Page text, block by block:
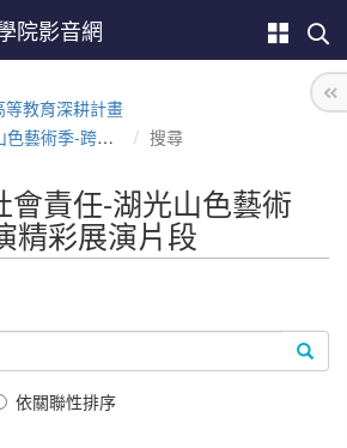
院影音網
等教育深耕計畫
域展演精彩展演片段
搜尋
會責任-湖光山色藝術
精彩展演片段
依關聯性排序